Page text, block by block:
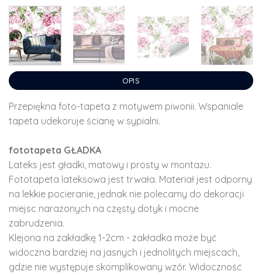
OPIS
Przepiękna foto-tapeta z motywem piwonii. Wspaniale
tapeta udekoruje ścianę w sypialni.
fototapeta GŁADKA
Lateks jest gładki, matowy i prosty w montażu.
Fototapeta lateksowa jest trwała. Materiał jest odporny
na lekkie pocieranie, jednak nie polecamy do dekoracji
miejsc narażonych na częsty dotyk i mocne
zabrudzenia.
Klejona na zakładkę 1-2cm - zakładka może być
widoczna bardziej na jasnych i jednolitych miejscach,
gdzie nie występuje skomplikowany wzór. Widoczność